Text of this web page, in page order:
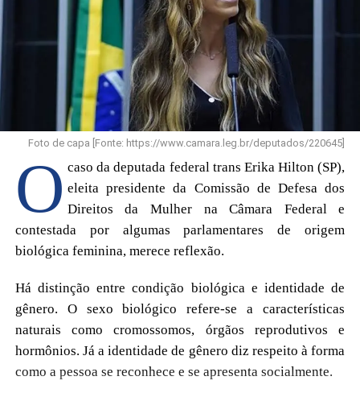
Foto de capa [Fonte: https://www.camara.leg.br/deputados/220645]
O caso da deputada federal trans Erika Hilton (SP),
eleita presidente da Comissão de Defesa dos
Direitos da Mulher na Câmara Federal e
contestada por algumas parlamentares de origem
biológica feminina, merece reflexão.
Há distinção entre condição biológica e identidade de
gênero. O sexo biológico refere-se a características
naturais como cromossomos, órgãos reprodutivos e
hormônios. Já a identidade de gênero diz respeito à forma
como a pessoa se reconhece e se apresenta socialmente.